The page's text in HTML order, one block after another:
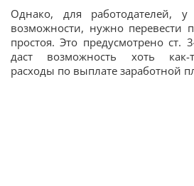
Однако, для работодателей,
возможности, нужно перевести
простоя. Это предусмотрено ст.
даст возможность хоть как-
расходы по выплате заработной